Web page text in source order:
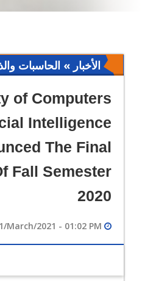
الأخبار » الحاسبات
of Computers
Intelligence
The Final
Fall Semester
2020